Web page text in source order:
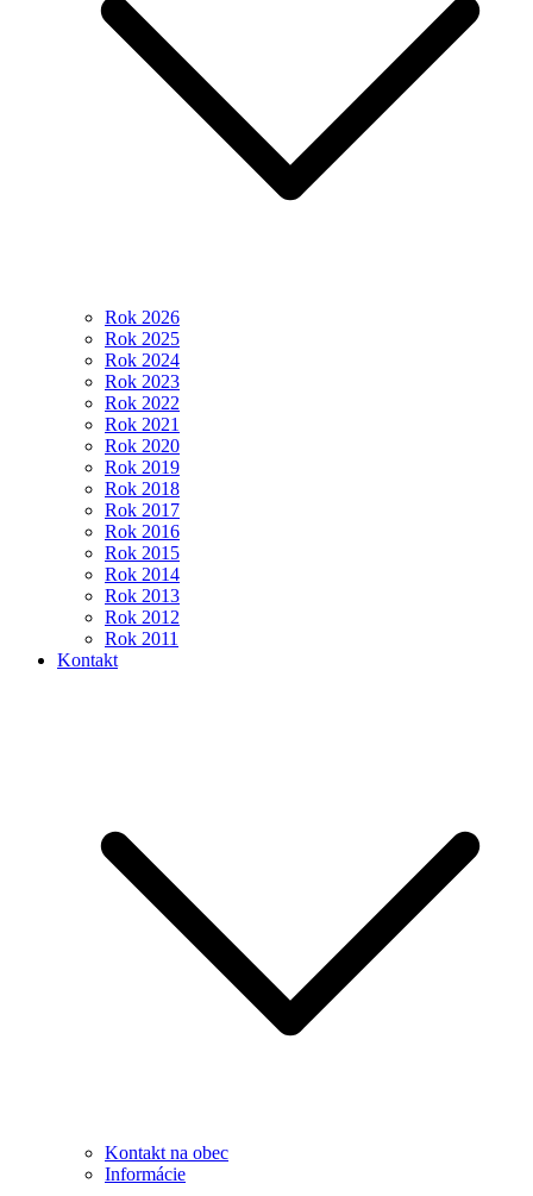
Rok 2026
Rok 2025
Rok 2024
Rok 2023
Rok 2022
Rok 2021
Rok 2020
Rok 2019
Rok 2018
Rok 2017
Rok 2016
Rok 2015
Rok 2014
Rok 2013
Rok 2012
Rok 2011
Kontakt
Kontakt na obec
Informácie